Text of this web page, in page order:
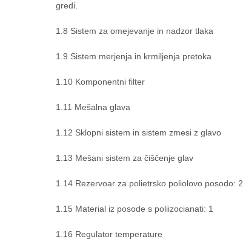
gredi.
1.8 Sistem za omejevanje in nadzor tlaka
1.9 Sistem merjenja in krmiljenja pretoka
1.10 Komponentni filter
1.11 Mešalna glava
1.12 Sklopni sistem in sistem zmesi z glavo
1.13 Mešani sistem za čiščenje glav
1.14 Rezervoar za polietrsko poliolovo posodo: 2
1.15 Material iz posode s poliizocianati: 1
1.16 Regulator temperature